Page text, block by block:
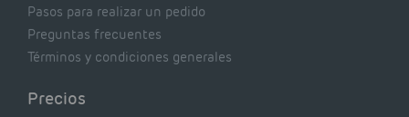
Pasos para realizar un pedido
Preguntas frecuentes
Términos y condiciones generales
Precios